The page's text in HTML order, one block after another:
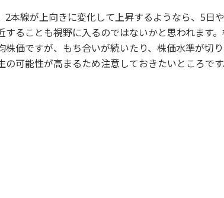
2本線が上向きに変化して上昇するようなら、5日
することも視野に入るのではないかと思われます
株価ですが、もち合いが続いたり、株価水準が切
の可能性が高まるため注意しておきたいところです